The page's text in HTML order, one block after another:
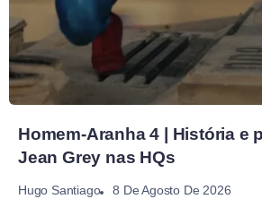
Homem-Aranha 4 | História e
Jean Grey nas HQs
Hugo Santiago 8 De Agosto De 2026